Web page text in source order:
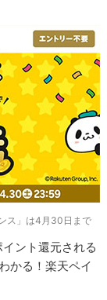
ス」は4月30日まで
ント還元される
かる！楽天ペイ